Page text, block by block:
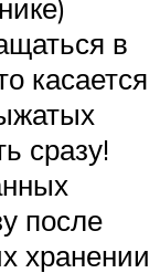
в
касается
сразу!
после
хранении